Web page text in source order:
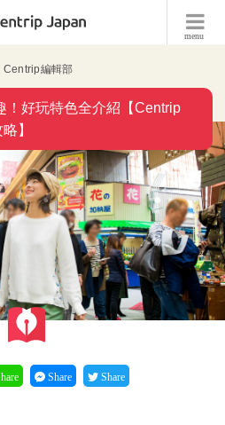
menu
Centrip編輯部
！好玩特色全介紹【Centrip
】
Share Share